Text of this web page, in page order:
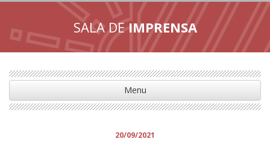
SALA DEIMPRENSA
Menu
20/09/2021